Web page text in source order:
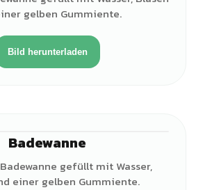
gelben Gummiente.
Bild herunterladen
Badewanne
gefüllt mit Wasser,
einer gelben Gummiente.